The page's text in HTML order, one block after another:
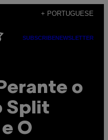
+ PORTUGUESE
SUBSCRIBENEWSLETTER
o
Split
O